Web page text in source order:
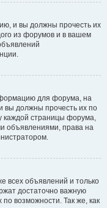
и вы должны прочесть их
из форумов и в вашем
для форума, на
вы должны прочесть их по
каждой страницы форума,
объявлениями, права на
всех объявлений и только
достаточно важную
возможности. Так же, как